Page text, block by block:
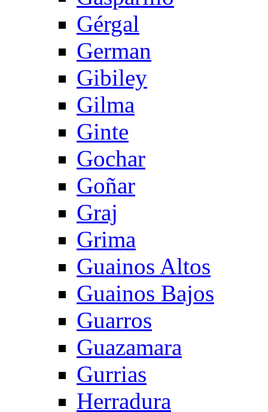
Gérgal
German
Gibiley
Gilma
Ginte
Gochar
Goñar
Graj
Grima
Guainos Altos
Guainos Bajos
Guarros
Guazamara
Gurrias
Herradura